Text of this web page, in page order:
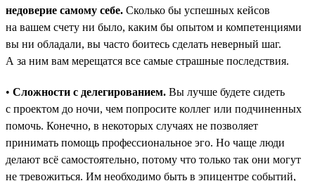
недоверие самому себе. Сколько бы успешных кейсов
на вашем счету ни было, каким бы опытом и компетенциями
вы ни обладали, вы часто боитесь сделать неверный шаг.
А за ним вам мерещатся все самые страшные последствия.
• Сложности с делегированием. Вы лучше будете сидеть
с проектом до ночи, чем попросите коллег или подчиненных
помочь. Конечно, в некоторых случаях не позволяет
принимать помощь профессиональное эго. Но чаще люди
делают всё самостоятельно, потому что только так они могут
не тревожиться. Им необходимо быть в эпицентре событий,